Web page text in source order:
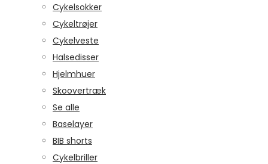
Cykelsokker
Cykeltrøjer
Cykelveste
Halsedisser
Hjelmhuer
Skoovertræk
Se alle
Baselayer
BIB shorts
Cykelbriller